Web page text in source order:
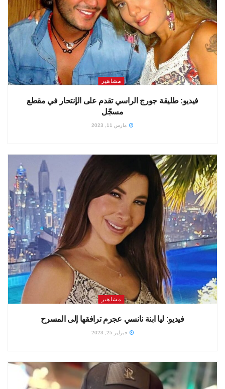
مشاهير
فيديو: طليقة جورج الراسي تقدم على الإنتحار في مقطع
مسجّل
مارس 11, 2023
مشاهير
فيديو: ليا ابنة نانسي عجرم ترافقها إلى المسرح
فبراير 25, 2023